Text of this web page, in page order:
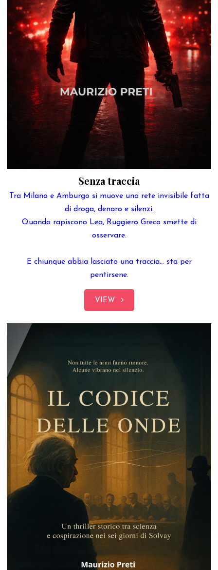
Senza traccia
Tra Milano e Amburgo si muove una rete invisibile fatta
di droga, denaro e silenzi.
Quando rapiscono Lea, Ruggiero Greco smette di
osservare.
E chiunque abbia lasciato una traccia… sta per
pentirsene.
VIEW